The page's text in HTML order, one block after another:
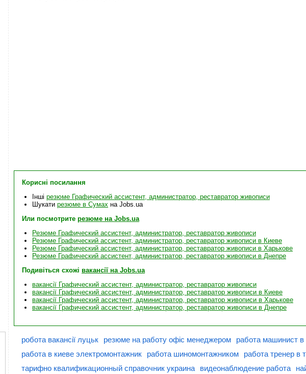
Корисні посилання
Інші резюме Графический ассистент, администратор, реставратор живописи
Шукати резюме в Сумах на Jobs.ua
Или посмотрите резюме на Jobs.ua
Резюме Графический ассистент, администратор, реставратор живописи
Резюме Графический ассистент, администратор, реставратор живописи в Киеве
Резюме Графический ассистент, администратор, реставратор живописи в Харькове
Резюме Графический ассистент, администратор, реставратор живописи в Днепре
Подивіться схожі вакансії на Jobs.ua
вакансії Графический ассистент, администратор, реставратор живописи
вакансії Графический ассистент, администратор, реставратор живописи в Киеве
вакансії Графический ассистент, администратор, реставратор живописи в Харькове
вакансії Графический ассистент, администратор, реставратор живописи в Днепре
робота вакансії луцьк резюме на работу офіс менеджером работа машинист в
работа в киеве электромонтажник
работа шиномонтажником
работа тренер в
тарифно квалификационный справочник украина
видеонаблюдение работа